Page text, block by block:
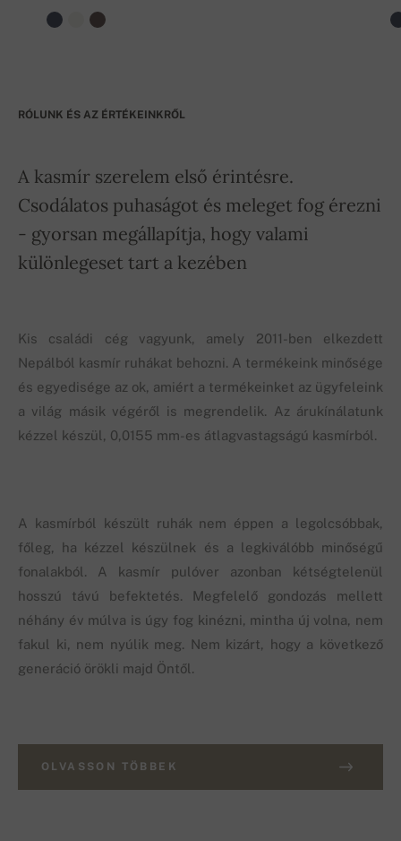
RÓLUNK ÉS AZ ÉRTÉKEINKRŐL
A kasmír szerelem első érintésre.
Csodálatos puhaságot és meleget fog érezni
- gyorsan megállapítja, hogy valami
különlegeset tart a kezében
Kis családi cég vagyunk, amely 2011-ben elkezdett
Nepálból kasmír ruhákat behozni. A termékeink minősége
és egyedisége az ok, amiért a termékeinket az ügyfeleink
a világ másik végéről is megrendelik. Az árukínálatunk
kézzel készül, 0,0155 mm-es átlagvastagságú kasmírból.
A kasmírból készült ruhák nem éppen a legolcsóbbak,
főleg, ha kézzel készülnek és a legkiválóbb minőségű
fonalakból. A kasmír pulóver azonban kétségtelenül
hosszú távú befektetés. Megfelelő gondozás mellett
néhány év múlva is úgy fog kinézni, mintha új volna, nem
fakul ki, nem nyúlik meg. Nem kizárt, hogy a következő
generáció örökli majd Öntől.
OLVASSON TÖBBEK